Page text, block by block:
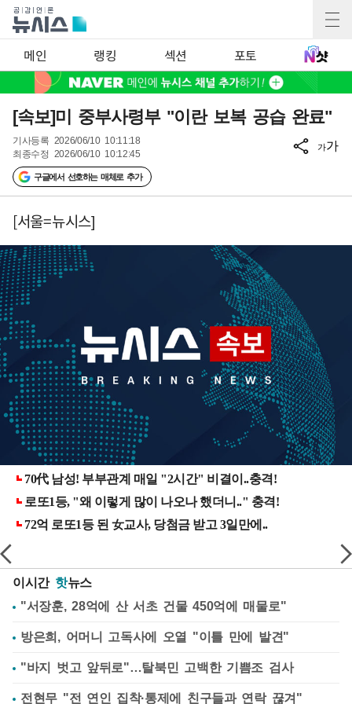
메인 랭킹 섹션 포토
[속보]미 중부사령부 "이란 보복 공습 완료"
기사등록 2026/06/10 10:11:18
최종수정 2026/06/10 10:12:45
구글에서 선호하는 매체로 추가
가가
[서울=뉴시스]
이시간 핫뉴스
"서장훈, 28억에 산 서초 건물 450억에 매물로"
방은희, 어머니 고독사에 오열 "이틀 만에 발견"
"바지 벗고 앞뒤로"…탈북민 고백한 기쁨조 검사
전현무 "전 연인 집착·통제에 친구들과 연락 끊겨"